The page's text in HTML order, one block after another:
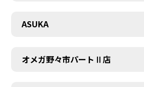
ASUKA
オメガ野々市パートⅡ店